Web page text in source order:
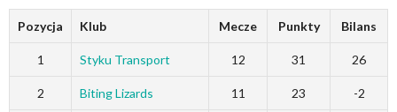
Pozycja Klub Mecze Punkty Bilans
1 Styku Transport 12 31 26
2 Biting Lizards 11 23 -2